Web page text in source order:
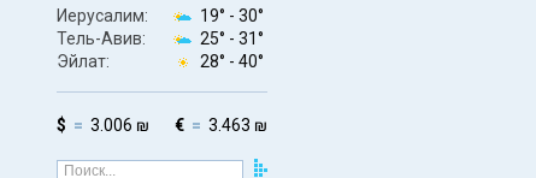
Иерусалим: 19° - 30°
Тель-Авив:
25° - 31°
Эйлат:
28° - 40°
$ 3.006 ₪ € 3.463 ₪